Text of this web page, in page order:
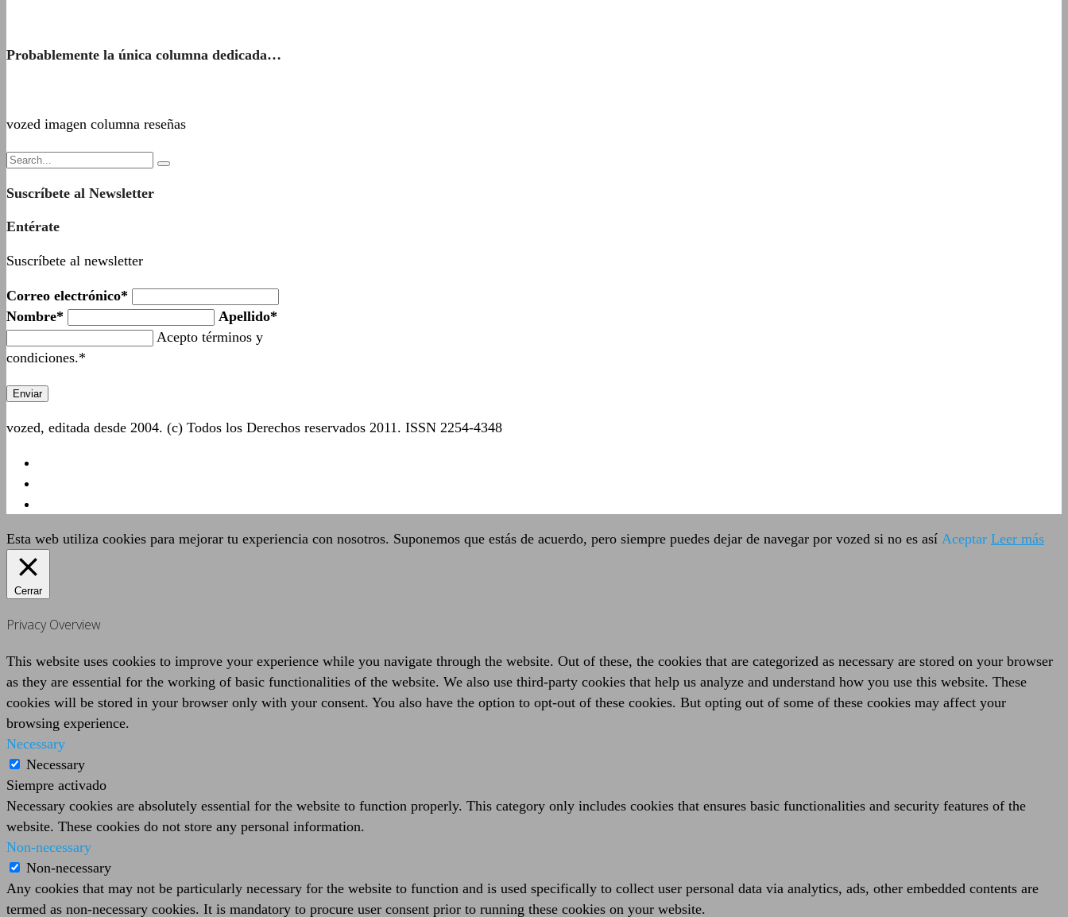
Probablemente la única columna dedicada…
vozed imagen columna reseñas
Suscríbete al Newsletter
Entérate
Suscríbete al newsletter
Correo electrónico*
Nombre*
Apellido*
Acepto términos y
condiciones.*
vozed, editada desde 2004. (c) Todos los Derechos reservados 2011. ISSN 2254-4348
Esta web utiliza cookies para mejorar tu experiencia con nosotros. Suponemos que estás de acuerdo, pero siempre puedes dejar de navegar por vozed si no es así Aceptar Leer más
Cerrar
Privacy Overview
This website uses cookies to improve your experience while you navigate through the website. Out of these, the cookies that are categorized as necessary are stored on your browser
as they are essential for the working of basic functionalities of the website. We also use third-party cookies that help us analyze and understand how you use this website. These
cookies will be stored in your browser only with your consent. You also have the option to opt-out of these cookies. But opting out of some of these cookies may affect your
browsing experience.
Necessary
Necessary
Siempre activado
Necessary cookies are absolutely essential for the website to function properly. This category only includes cookies that ensures basic functionalities and security features of the
website. These cookies do not store any personal information.
Non-necessary
Non-necessary
Any cookies that may not be particularly necessary for the website to function and is used specifically to collect user personal data via analytics, ads, other embedded contents are
termed as non-necessary cookies. It is mandatory to procure user consent prior to running these cookies on your website.